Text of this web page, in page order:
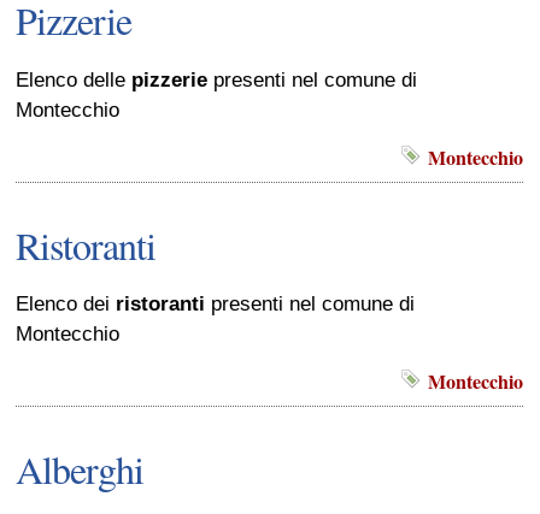
Pizzerie
Elenco delle pizzerie presenti nel comune di
Montecchio
Montecchio
Ristoranti
Elenco dei ristoranti presenti nel comune di
Montecchio
Montecchio
Alberghi